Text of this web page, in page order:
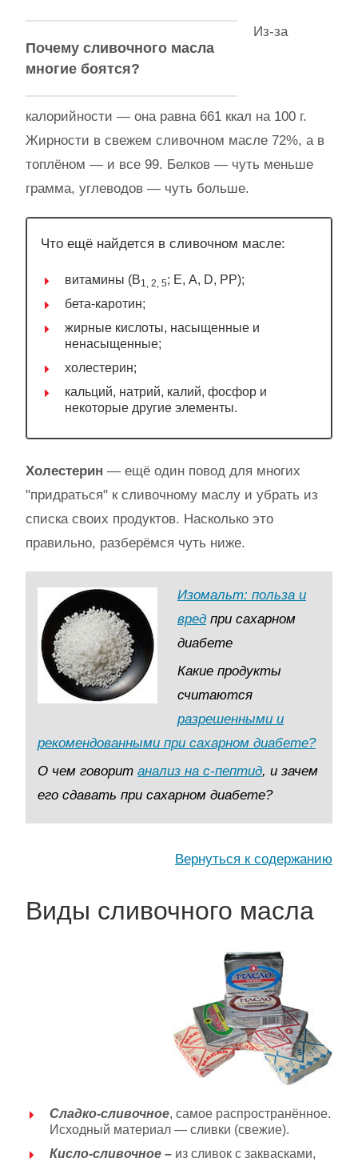
Почему сливочного масла
многие боятся?
Из-за
калорийности — она равна 661 ккал на 100 г.
Жирности в свежем сливочном масле 72%, а в
топлёном — и все 99. Белков — чуть меньше
грамма, углеводов — чуть больше.
Что ещё найдется в сливочном масле:
витамины (В1, 2, 5; Е, А, D, РР);
бета-каротин;
жирные кислоты, насыщенные и
ненасыщенные;
холестерин;
кальций, натрий, калий, фосфор и
некоторые другие элементы.
Холестерин — ещё один повод для многих
"придраться" к сливочному маслу и убрать из
списка своих продуктов. Насколько это
правильно, разберёмся чуть ниже.
Изомальт: польза и
вред при сахарном
диабете
Какие продукты
считаются
разрешенными и
рекомендованными при сахарном диабете?
О чем говорит анализ на с-пептид, и зачем
его сдавать при сахарном диабете?
Вернуться к содержанию
Виды сливочного масла
Сладко-сливочное, самое распространённое.
Исходный материал — сливки (свежие).
Кисло-сливочное – из сливок с заквасками,